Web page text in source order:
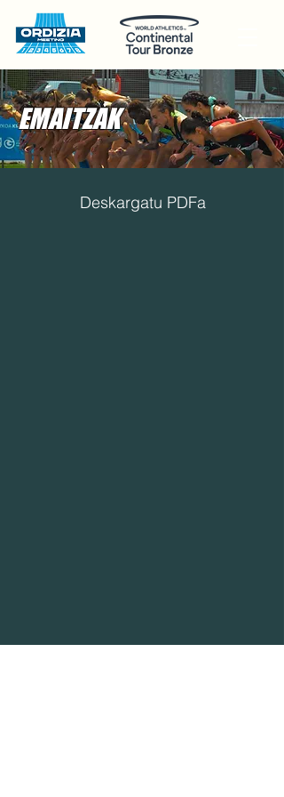
EMAITZAK
Deskargatu PDFa